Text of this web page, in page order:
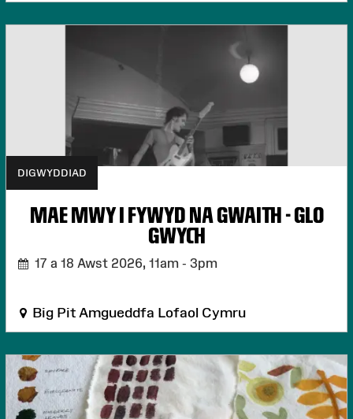
DIGWYDDIAD
MAE MWY I FYWYD NA GWAITH - GLO
GWYCH
17 a 18 Awst 2026, 11am - 3pm
Big Pit Amgueddfa Lofaol Cymru